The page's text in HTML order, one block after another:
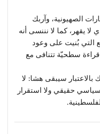
الصهيونية، وآربك
يقهر، كما لا نننسى أنه
بُنيت على وعود
سطحيّة تتنافى مع
بالاعتبار سيبقى هشا: لا
حقيقي ولا استقرار